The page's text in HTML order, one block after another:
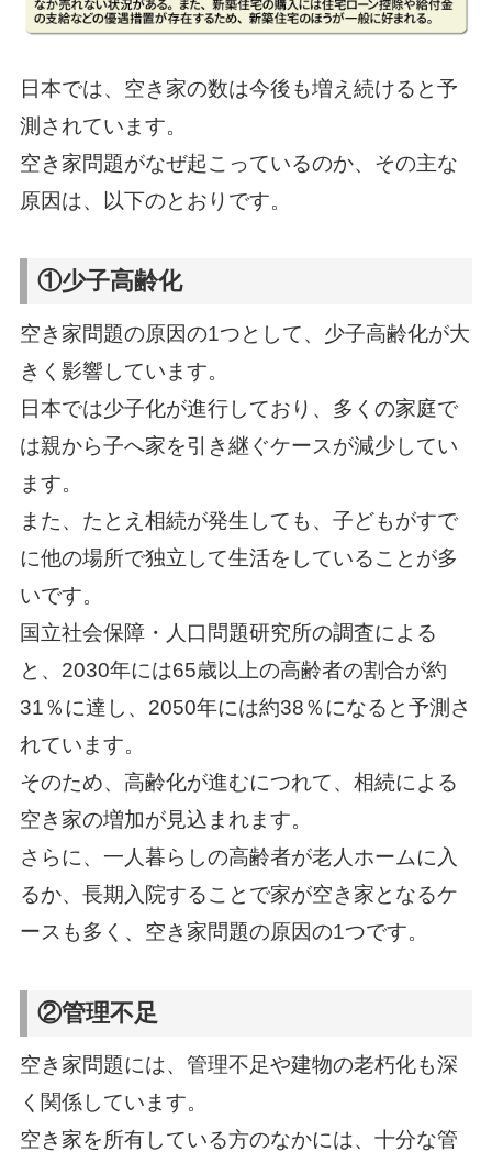
日本では、空き家の数は今後も増え続けると予
測されています。
空き家問題がなぜ起こっているのか、その主な
原因は、以下のとおりです。
①少子高齢化
空き家問題の原因の1つとして、少子高齢化が大
きく影響しています。
日本では少子化が進行しており、多くの家庭で
は親から子へ家を引き継ぐケースが減少してい
ます。
また、たとえ相続が発生しても、子どもがすで
に他の場所で独立して生活をしていることが多
いです。
国立社会保障・人口問題研究所の調査による
と、2030年には65歳以上の高齢者の割合が約
31％に達し、2050年には約38％になると予測さ
れています。
そのため、高齢化が進むにつれて、相続による
空き家の増加が見込まれます。
さらに、一人暮らしの高齢者が老人ホームに入
るか、長期入院することで家が空き家となるケ
ースも多く、空き家問題の原因の1つです。
②管理不足
空き家問題には、管理不足や建物の老朽化も深
く関係しています。
空き家を所有している方のなかには、十分な管